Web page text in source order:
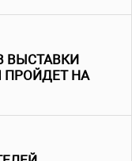
ВЫСТАВКИ
ПРОЙДЕТ НА